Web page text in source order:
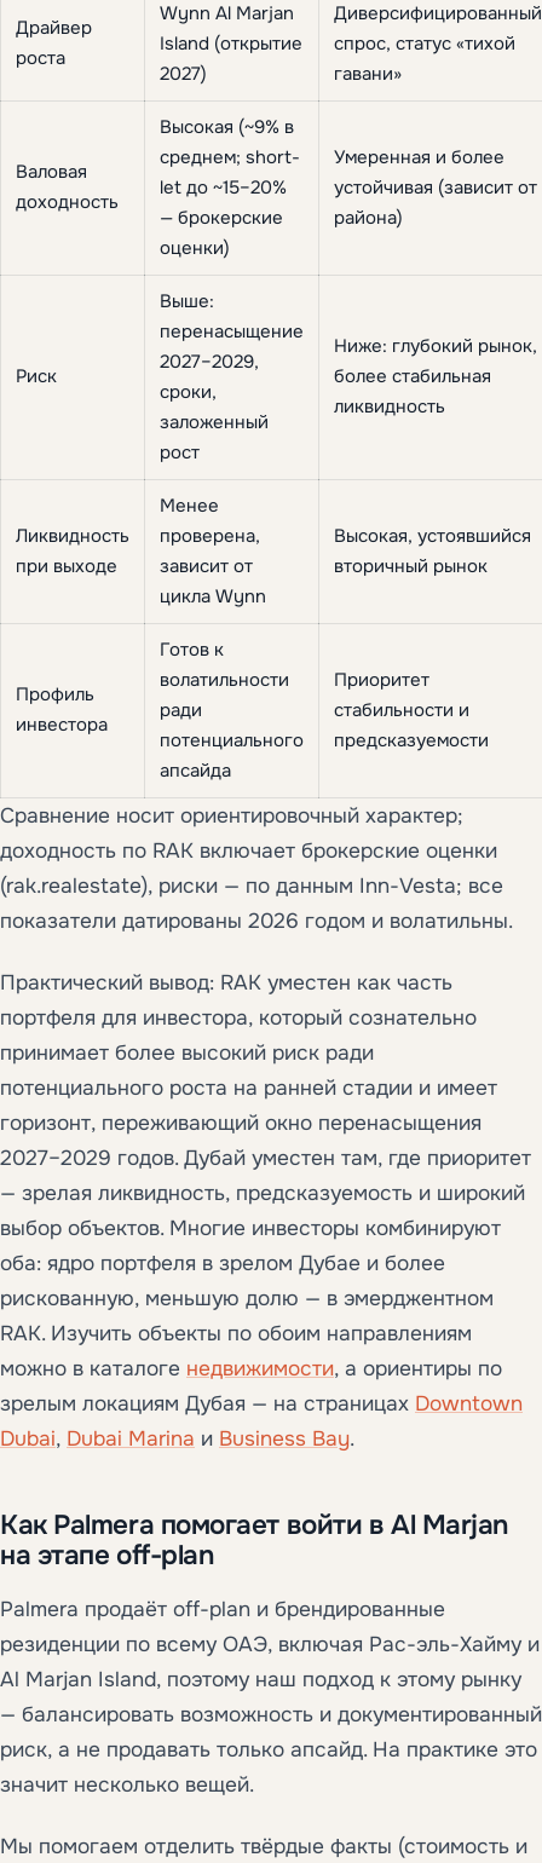
Драйвер
роста
Wynn Al Marjan
Island (открытие
2027)
Диверсифицированный
спрос, статус «тихой
гавани»
Валовая
доходность
Высокая (~9% в
среднем; short-
let до ~15–20%
— брокерские
оценки)
Умеренная и более
устойчивая (зависит от
района)
Риск
Выше:
перенасыщение
2027–2029,
сроки,
заложенный
рост
Ниже: глубокий рынок,
более стабильная
ликвидность
Ликвидность
при выходе
Менее
проверена,
зависит от
цикла Wynn
Высокая, устоявшийся
вторичный рынок
Профиль
инвестора
Готов к
волатильности
ради
потенциального
апсайда
Приоритет
стабильности и
предсказуемости
Сравнение носит ориентировочный характер;
доходность по RAK включает брокерские оценки
(rak.realestate), риски — по данным Inn-Vesta; все
показатели датированы 2026 годом и волатильны.
Практический вывод: RAK уместен как часть
портфеля для инвестора, который сознательно
принимает более высокий риск ради
потенциального роста на ранней стадии и имеет
горизонт, переживающий окно перенасыщения
2027–2029 годов. Дубай уместен там, где приоритет
— зрелая ликвидность, предсказуемость и широкий
выбор объектов. Многие инвесторы комбинируют
оба: ядро портфеля в зрелом Дубае и более
рискованную, меньшую долю — в эмерджентном
RAK. Изучить объекты по обоим направлениям
можно в каталоге недвижимости, а ориентиры по
зрелым локациям Дубая — на страницах Downtown
Dubai, Dubai Marina и Business Bay.
Как Palmera помогает войти в Al Marjan
на этапе off-plan
Palmera продаёт off-plan и брендированные
резиденции по всему ОАЭ, включая Рас-эль-Хайму и
Al Marjan Island, поэтому наш подход к этому рынку
— балансировать возможность и документированный
риск, а не продавать только апсайд. На практике это
значит несколько вещей.
Мы помогаем отделить твёрдые факты (стоимость и